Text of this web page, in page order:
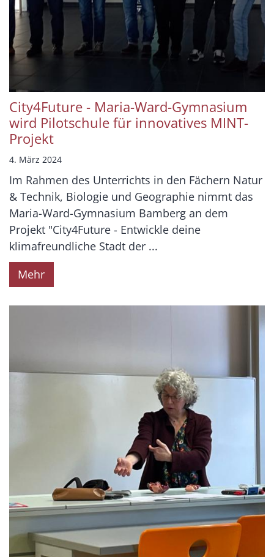
City4Future - Maria-Ward-Gymnasium
wird Pilotschule für innovatives MINT-
Projekt
4. März 2024
Im Rahmen des Unterrichts in den Fächern Natur
& Technik, Biologie und Geographie nimmt das
Maria-Ward-Gymnasium Bamberg an dem
Projekt "City4Future - Entwickle deine
klimafreundliche Stadt der ...
Mehr